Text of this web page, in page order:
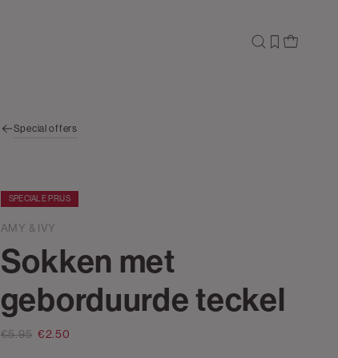
Special offers
SPECIALE PRIJS
AMY & IVY
Sokken met
geborduurde teckel
€5.95 €2.50